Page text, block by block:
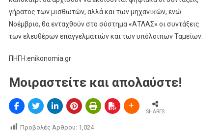
γήρατος των μισθωτών, αλλά και των μηχανικών, ενώ
Νοέμβριο, θα ενταχθούν στο σύστημα «ΑΤΛΑΣ» οι συντάξεις
των ελευθέρων επαγγελματιών και των υπόλοιπων Ταμείων.
ΠΗΓΗ:enikonomia.gr
Μοιραστείτε και απολαύστε!
SHARES
Προβολές Άρθρου: 1,024